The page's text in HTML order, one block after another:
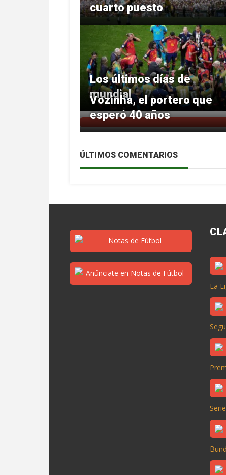
cuarto puesto
Los últimos días de
mundial
Vozinha, el portero que
esperó 40 años
ÚLTIMOS COMENTARIOS
La